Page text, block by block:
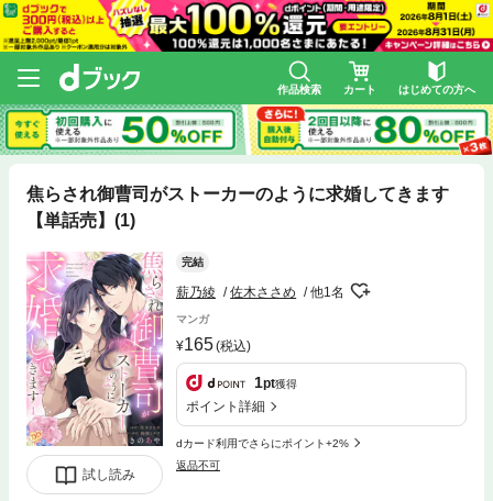
作品検索 カート はじめての方へ
焦らされ御曹司がストーカーのように求婚してきます
【単話売】(1)
試し読み
完結
薪乃綾 佐木ささめ 他1名
マンガ
165(税込)
1pt獲得
ポイント詳細
dカード利用でさらにポイント+2%
返品不可